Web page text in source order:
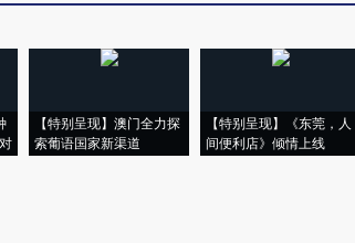
【特别呈现】澳门全力探
索葡语国家新渠道
【特别呈现】《东莞，人
间便利店》倾情上线